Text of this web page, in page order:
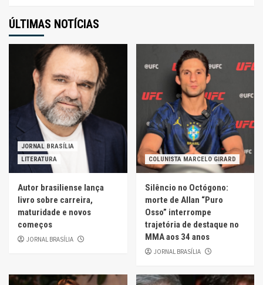
ÚLTIMAS NOTÍCIAS
JORNAL BRASÍLIA
LITERATURA
Autor brasiliense lança
livro sobre carreira,
maturidade e novos
começos
JORNAL BRASÍLIA
COLUNISTA MARCELO GIRARD
Silêncio no Octógono:
morte de Allan “Puro
Osso” interrompe
trajetória de destaque no
MMA aos 34 anos
JORNAL BRASÍLIA